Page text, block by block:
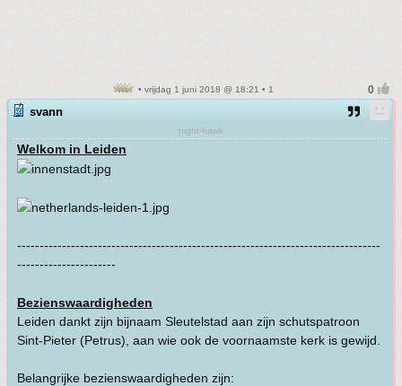
• vrijdag 1 juni 2018 @ 18:21 • 1
svann
night-hawk
Welkom in Leiden
---------------------------------------------------------------------------------
----------------------
Bezienswaardigheden
Leiden dankt zijn bijnaam Sleutelstad aan zijn schutspatroon
Sint-Pieter (Petrus), aan wie ook de voornaamste kerk is gewijd.
Belangrijke bezienswaardigheden zijn: